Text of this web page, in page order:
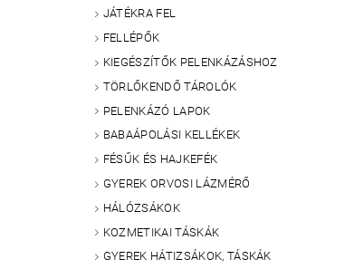
JÁTÉKRA FEL
FELLÉPŐK
KIEGÉSZÍTŐK PELENKÁZÁSHOZ
TÖRLŐKENDŐ TÁROLÓK
PELENKÁZÓ LAPOK
BABAÁPOLÁSI KELLÉKEK
FÉSŰK ÉS HAJKEFÉK
GYEREK ORVOSI LÁZMÉRŐ
HÁLÓZSÁKOK
KOZMETIKAI TÁSKÁK
GYEREK HÁTIZSÁKOK, TÁSKÁK